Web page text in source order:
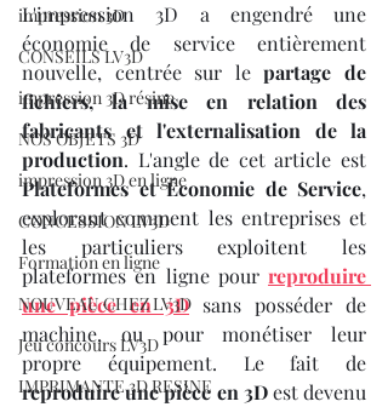
impression 3D
CONSEILS LV3D
impression 3D résine
NOS OBJETS 3D
impression 3D en ligne
CONCESSION LV3D
Formation en ligne
NOUVEAU CHEZ LV3D
Jeu concours LV3D
IMPRIMANTE 3D RESINE
L'impression 3D a engendré une
économie de service entièrement
nouvelle, centrée sur le partage de
fichiers, la mise en relation des
fabricants et l'externalisation de la
production
Plateformes et Économie de Service,
explorant comment les entreprises et
les particuliers exploitent les
plateformes en ligne pour reproduire
une pièce en 3D sans posséder de
machine, ou pour monétiser leur
reproduire une pièce en 3D est devenu